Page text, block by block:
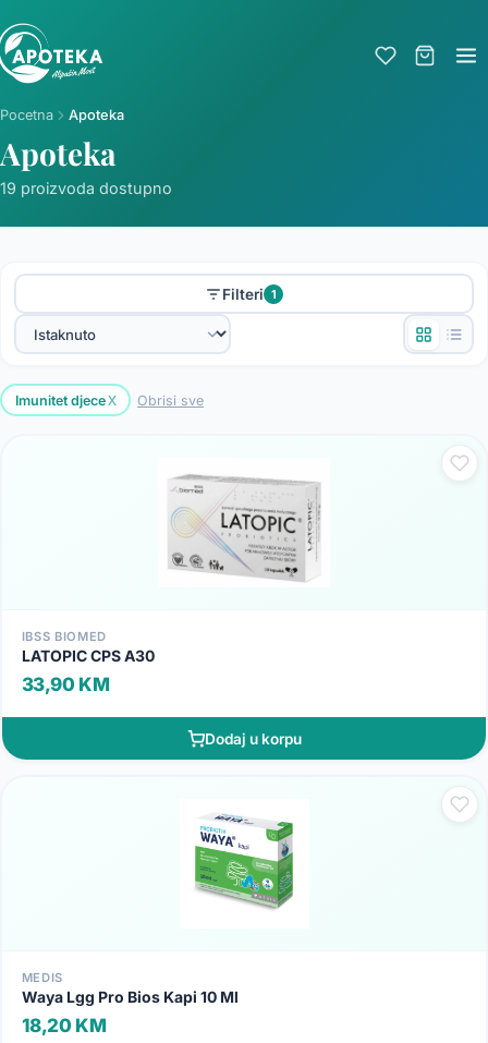
Pocetna Apoteka
Apoteka
19 proizvoda dostupno
Filteri 1
Imunitet djecex Obrisi sve
IBSS BIOMED
LATOPIC CPS A30
33,90 KM
Dodaj u korpu
MEDIS
Waya Lgg Pro Bios Kapi 10 Ml
18,20 KM